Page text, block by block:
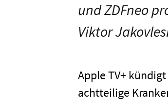
und ZDFneo
Viktor
Apple TV+
achtteilige